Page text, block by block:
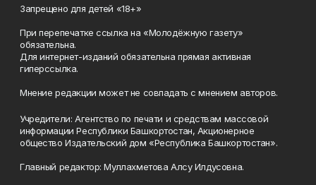
Запрещено для детей «18+»
При перепечатке ссылка на «Молодёжную газету»
обязательна.
Для интернет-изданий обязательна прямая активная
гиперссылка.
Мнение редакции может не совпадать с мнением авторов.
Учредители: Агентство по печати и средствам массовой
информации Республики Башкортостан, Акционерное
общество Издательский дом «Республика Башкортостан».
Главный редактор: Муллахметова Алсу Илдусовна.